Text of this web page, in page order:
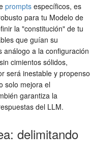
prompts específicos, es
para tu Modelo de
la "constitución" de tu
que guían su
análogo a la configuración
cimientos sólidos,
será inestable y propenso
solo mejora el
garantiza la
del LLM.
delimitando